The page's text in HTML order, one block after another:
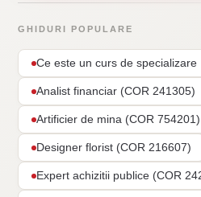
GHIDURI POPULARE
Ce este un curs de specializare
Analist financiar (COR 241305)
Artificier de mina (COR 754201)
Designer florist (COR 216607)
Expert achizitii publice (COR